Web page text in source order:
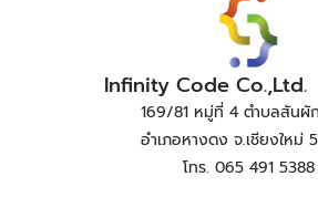
Infinity Code Co.,Ltd.
169/81 หมู่ที่ 4 ตำบลสันผั
อำเภอหางดง จ.เชียงใหม่
โทร. 065 491 5388